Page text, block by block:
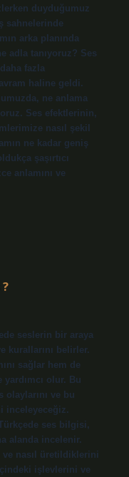
duyduğumuz
sahnelerinde
arka planında
adla tanıyoruz? Ses
fazla
haline geldi.
ne anlama
Ses efektlerinin,
nasıl şekil
ne kadar geniş
şaşırtıcı
anlamını ve
seslerin bir araya
kurallarını belirler.
sağlar hem de
olur. Bu
ve bu
inceleyeceğiz.
ses bilgisi,
alanda incelenir.
nasıl üretildiklerini
işlevlerini ve